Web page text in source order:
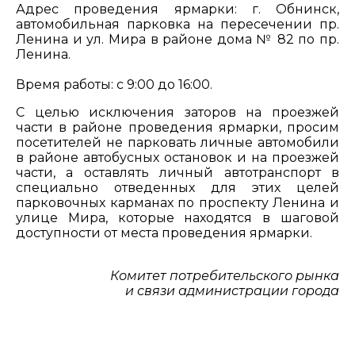
Адрес проведения ярмарки: г. Обнинск,
автомобильная парковка на пересечении пр.
Ленина и ул. Мира в районе дома № 82 по пр.
Ленина.
Время работы: с 9:00 до 16:00.
С целью исключения заторов на проезжей
части в районе проведения ярмарки, просим
посетителей не парковать личные автомобили
в районе автобусных остановок и на проезжей
части, а оставлять личный автотранспорт в
специально отведенных для этих целей
парковочных карманах по проспекту Ленина и
улице Мира, которые находятся в шаговой
доступности от места проведения ярмарки.
Комитет потребительского рынка
и связи администрации города